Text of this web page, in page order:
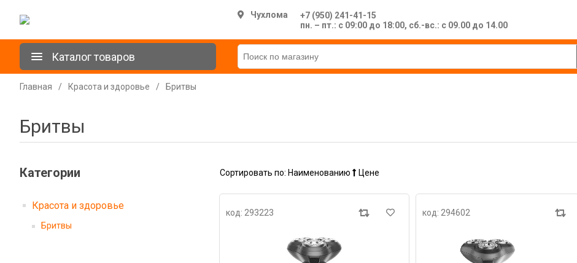
Чухлома
+7 (950) 241-41-15
пн. – пт.: с 09:00 до 18:00, сб.-вс.: с 09.00 до 14.00
Каталог товаров
Главная / Красота и здоровье / Бритвы
Бритвы
Категории
Красота и здоровье
Бритвы
Сортировать по: Наименованию Цене
код: 293223 код: 294602